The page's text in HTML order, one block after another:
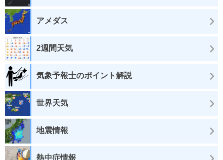
アメダス
2週間天気
気象予報士のポイント解説
世界天気
地震情報
熱中症情報